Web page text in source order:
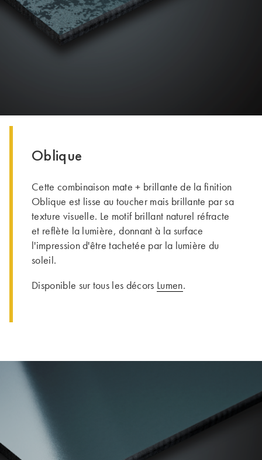
Oblique
Cette combinaison mate + brillante de la finition
Oblique est lisse au toucher mais brillante par sa
texture visuelle. Le motif brillant naturel réfracte
et reflète la lumière, donnant à la surface
l'impression d'être tachetée par la lumière du
soleil.
Disponible sur tous les décors Lumen.